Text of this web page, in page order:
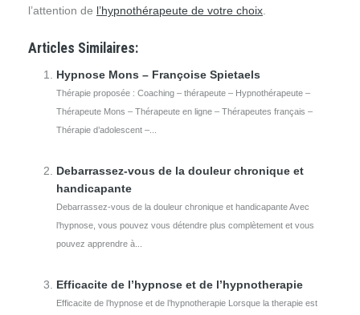
l’attention de l’hypnothérapeute de votre choix
Articles Similaires:
Hypnose Mons – Françoise Spietaels
Thérapie proposée : Coaching – thérapeute – Hypnothérapeute –
Thérapeute Mons – Thérapeute en ligne – Thérapeutes français –
Thérapie d’adolescent –...
Debarrassez-vous de la douleur chronique et
handicapante
Debarrassez-vous de la douleur chronique et handicapante Avec
l’hypnose, vous pouvez vous détendre plus complètement et vous
pouvez apprendre à...
Efficacite de l’hypnose et de l’hypnotherapie
Efficacite de l’hypnose et de l’hypnotherapie Lorsque la therapie est